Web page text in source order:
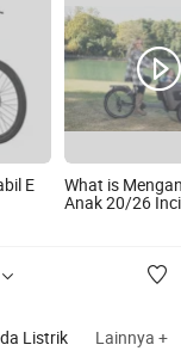
E
What is
Anak 20/26
Listrik Lainnya +